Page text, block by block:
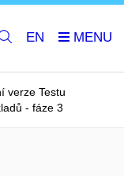
EN
verze Testu
- fáze 3